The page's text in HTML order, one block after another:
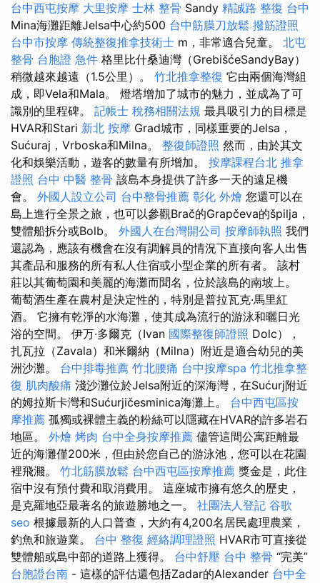
台中西屯按摩 大里按摩 士林 整骨 Sandy 精誠路 整復 台中
Mina海灘距離Jelsa中心約500 台中筋膜刀放鬆 撥筋證照
台中市按摩 傳統整復推拿技術士 m，非常適合兒童。 北屯
整骨 台胞證 急件 格里比什桑迪灣（GrebišćeSandyBay）
稍微越來越遠（1.5公里）。 竹北推拿整復 它由兩個海灣組
成，即Vela和Mala。 燈塔增加了城市的魅力，並成為了可
識別的里程碑。 記帳士 稅務相關法規 最具吸引力的目標是
HVAR和Stari 新北 按摩 Grad城市，同樣重要的Jelsa，
Sućuraj，Vrboska和Milna。 整復師證照 然而，由於其文
化和娛樂活動，遊客的數量有所增加。 按摩課程台北 推拿
證照 台中 中醫 整骨 該島本身提供了許多一天的遠足機
會。 外國人設立公司 台中整骨推薦 彰化 外燴 您還可以在
島上進行全景之旅，也可以參觀Brač的Grapčeva的špilja，
雙體船拆分或Bolb。 外國人在台灣開公司 按摩師執照 我們
還認為，應該有機會在沒有調解員的情況下直接向客人出售
其產品和服務的所有私人住宿或小型企業的所有者。 該村
莊以其葡萄園和美麗的海灘而聞名，位於該島的南坡上。
葡萄酒生產在農村是決定性的，特別是普拉瓦克·馬里紅
酒。 它擁有乾淨的水海灘，使其成為流行的游泳和曬日光
浴的空間。 伊万·多爾克（Ivan 國際整復師證照 Dolc），
扎瓦拉（Zavala）和米爾納（Milna）附近是適合幼兒的美
洲沙灘。 台中排毒推薦 竹北腰痛 台中按摩spa 竹北推拿整
復 肌肉酸痛 淺沙灘位於Jelsa附近的深海灣，在Sućurj附近
的姆拉斯卡灣和Sućurjičesminica海灘上。 台中西屯區按
摩推薦 孤獨或裸體主義的粉絲可以隱藏在HVAR的許多岩石
地區。 外燴 烤肉 台中全身按摩推薦 儘管這間公寓距離最
近的海灘僅200米，但由於您自己的游泳池，您可以在花園
裡飛濺。 竹北筋膜放鬆 台中西屯區按摩推薦 獎金是，此住
宿中沒有預付費和取消費用。 這座城市擁有悠久的歷史，
是克羅地亞最著名的旅遊勝地之一。 社團法人登記 谷歌
seo 根據最新的人口普查，大約有4,200名居民處理農業，
釣魚和旅遊業。 台中 整復 經絡調理證照 HVAR市可直接從
雙體船或島中部的道路上獲得。 台中舒壓 台中 整骨 “完美”
台胞證台南 - 這樣的評估還包括Zadar的Alexander 台中全